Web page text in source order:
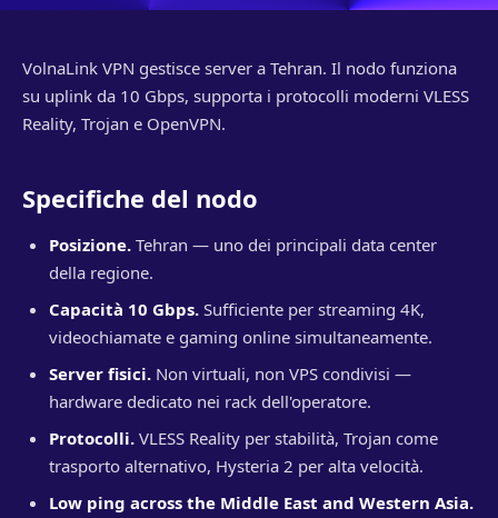
VolnaLink VPN gestisce server a Tehran. Il nodo funziona
su uplink da 10 Gbps, supporta i protocolli moderni VLESS
Reality, Trojan e OpenVPN.
Specifiche del nodo
Posizione. Tehran — uno dei principali data center
della regione.
Capacità 10 Gbps. Sufficiente per streaming 4K,
videochiamate e gaming online simultaneamente.
Server fisici. Non virtuali, non VPS condivisi —
hardware dedicato nei rack dell'operatore.
Protocolli. VLESS Reality per stabilità, Trojan come
trasporto alternativo, Hysteria 2 per alta velocità.
Low ping across the Middle East and Western Asia.